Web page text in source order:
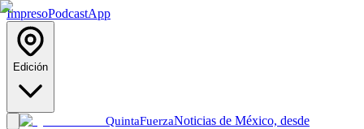
ImpresoPodcastApp
Edición
QuintaFuerzaNoticias de México, desde